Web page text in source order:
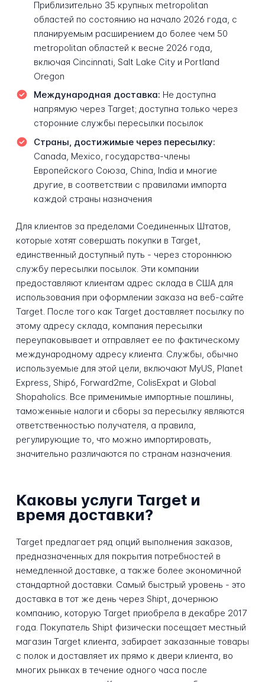
Приблизительно 35 крупных metropolitan
областей по состоянию на начало 2026 года, с
планируемым расширением до более чем 50
metropolitan областей к весне 2026 года,
включая Cincinnati, Salt Lake City и Portland
Oregon
Международная доставка: Не доступна
напрямую через Target; доступна только через
сторонние службы пересылки посылок
Страны, достижимые через пересылку:
Canada, Mexico, государства-члены
Европейского Союза, China, India и многие
другие, в соответствии с правилами импорта
каждой страны назначения
Для клиентов за пределами Соединенных Штатов,
которые хотят совершать покупки в Target,
единственный доступный путь - через стороннюю
службу пересылки посылок. Эти компании
предоставляют клиентам адрес склада в США для
использования при оформлении заказа на веб-сайте
Target. После того как Target доставляет посылку по
этому адресу склада, компания пересылки
переупаковывает и отправляет ее по фактическому
международному адресу клиента. Службы, обычно
используемые для этой цели, включают MyUS, Planet
Express, Ship6, Forward2me, ColisExpat и Global
Shopaholics. Все применимые импортные пошлины,
таможенные налоги и сборы за пересылку являются
ответственностью получателя, а правила,
регулирующие то, что можно импортировать,
значительно различаются по странам назначения.
Каковы услуги Target и
время доставки?
Target предлагает ряд опций выполнения заказов,
предназначенных для покрытия потребностей в
немедленной доставке, а также более экономичной
стандартной доставки. Самый быстрый уровень - это
доставка в тот же день через Shipt, дочернюю
компанию, которую Target приобрела в декабре 2017
года. Покупатель Shipt физически посещает местный
магазин Target клиента, забирает заказанные товары
с полок и доставляет их прямо к двери клиента, во
многих рынках в течение одного часа после